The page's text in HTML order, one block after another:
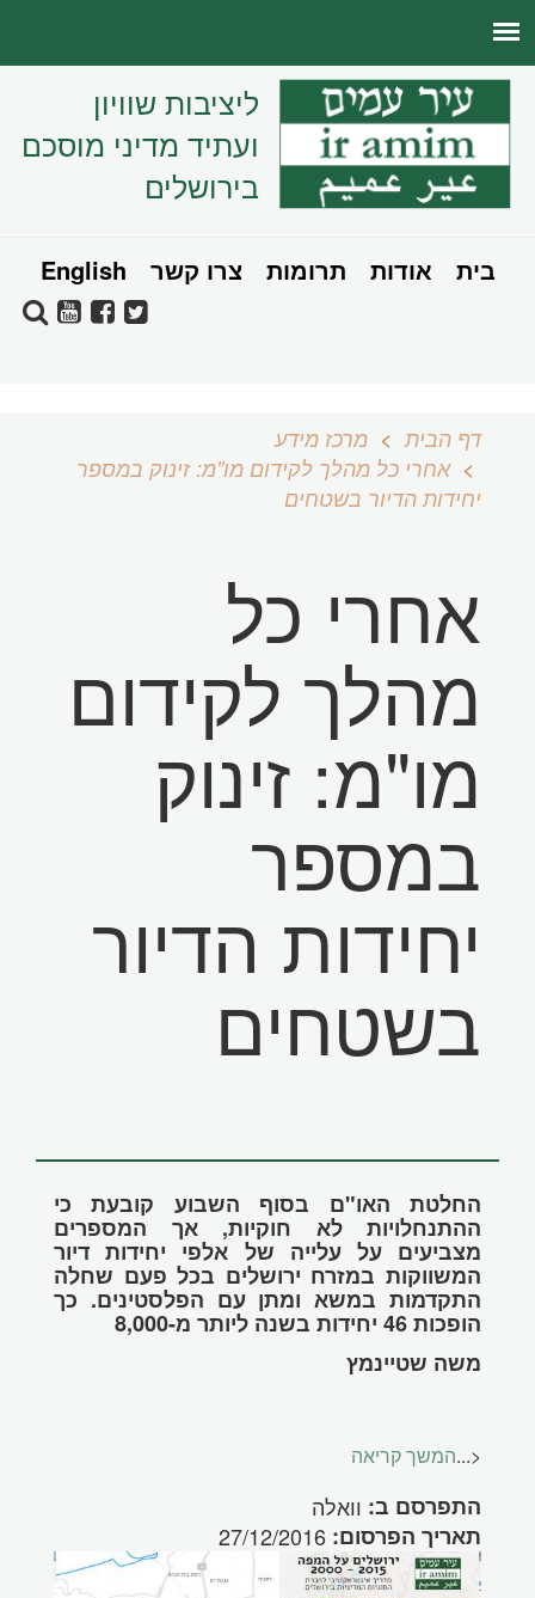
ליציבות שוויון
ועתיד מדיני מוסכם
בירושלים
בית אודות תרומות צרו קשר English
דף הבית
מרכז מידע
אחרי כל מהלך לקידום מו"מ: זינוק במספר
יחידות הדיור בשטחים
אחרי כל
מהלך לקידום
מו"מ: זינוק
במספר
יחידות הדיור
בשטחים
החלטת האו"ם בסוף השבוע קובעת כי
ההתנחלויות לא חוקיות, אך המספרים
מצביעים על עלייה של אלפי יחידות דיור
המשווקות במזרח ירושלים בכל פעם שחלה
התקדמות במשא ומתן עם הפלסטינים. כך
הופכות 46 יחידות בשנה ליותר מ-8,000
משה שטיינמץ
<
...המשך קריאה
התפרסם ב: וואלה
תאריך הפרסום: 27/12/2016